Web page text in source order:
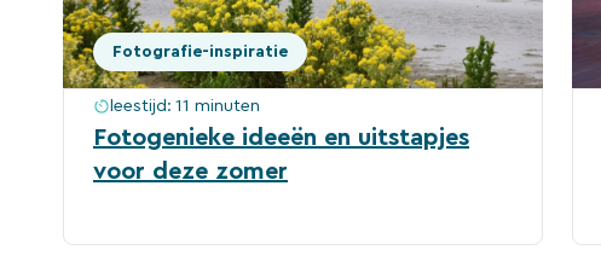
Fotografie-inspiratie
leestijd: 11 minuten
Fotogenieke ideeën en uitstapjes
voor deze zomer